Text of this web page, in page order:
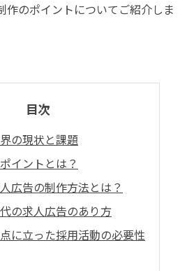
作のポイントについてご紹介しま
目次
の現状と課題
イントとは？
広告の制作方法とは？
の求人広告のあり方
に立った採用活動の必要性